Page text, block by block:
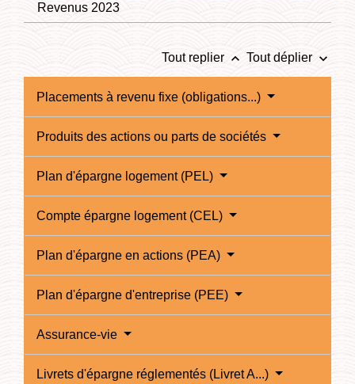
Revenus 2023
Tout replier keyboard_arrow_up Tout déplier keyboard_arrow_down
Placements à revenu fixe (obligations...)
Produits des actions ou parts de sociétés
Plan d'épargne logement (PEL)
Compte épargne logement (CEL)
Plan d'épargne en actions (PEA)
Plan d'épargne d'entreprise (PEE)
Assurance-vie
Livrets d'épargne réglementés (Livret A...)